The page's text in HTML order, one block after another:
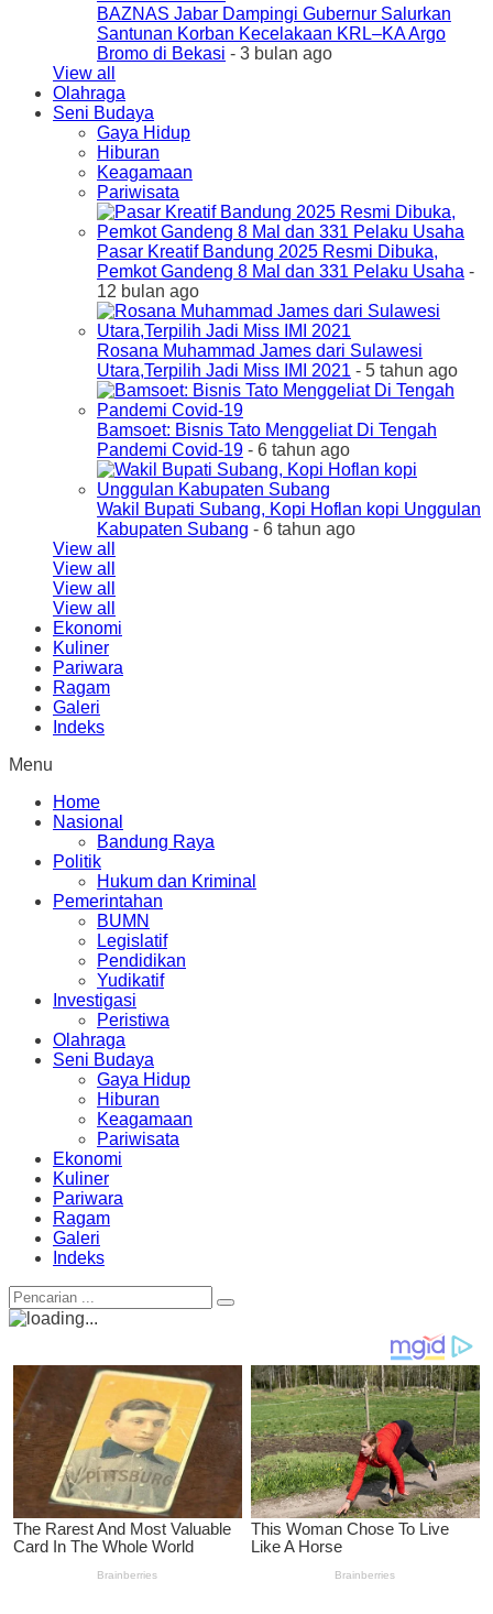
BAZNAS Jabar Dampingi Gubernur Salurkan
Santunan Korban Kecelakaan KRL–KA Argo
Bromo di Bekasi - 3 bulan ago
View all
Olahraga
Seni Budaya
Gaya Hidup
Hiburan
Keagamaan
Pariwisata
Pasar Kreatif Bandung 2025 Resmi Dibuka,
Pemkot Gandeng 8 Mal dan 331 Pelaku Usaha -
12 bulan ago
Rosana Muhammad James dari Sulawesi
Utara,Terpilih Jadi Miss IMI 2021 - 5 tahun ago
Bamsoet: Bisnis Tato Menggeliat Di Tengah
Pandemi Covid-19 - 6 tahun ago
Wakil Bupati Subang, Kopi Hoflan kopi Unggulan
Kabupaten Subang - 6 tahun ago
View all
View all
View all
View all
Ekonomi
Kuliner
Pariwara
Ragam
Galeri
Indeks
Menu
Home
Nasional
Bandung Raya
Politik
Hukum dan Kriminal
Pemerintahan
BUMN
Legislatif
Pendidikan
Yudikatif
Investigasi
Peristiwa
Olahraga
Seni Budaya
Gaya Hidup
Hiburan
Keagamaan
Pariwisata
Ekonomi
Kuliner
Pariwara
Ragam
Galeri
Indeks